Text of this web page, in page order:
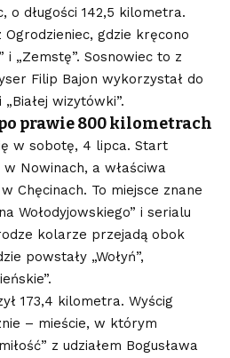
o długości 142,5 kilometra.
gdzie kręcono
i „Zemstę”. Sosnowiec to z
Filip Bajon wykorzystał do
wizytówki”.
prawie 800 kilometrach
w sobotę, 4 lipca. Start
Nowinach, a właściwa
Chęcinach. To miejsce znane
Wołodyjowskiego” i serialu
kolarze przejadą obok
powstały „Wołyń”,
173,4 kilometra. Wyścig
– mieście, w którym
z udziałem Bogusława